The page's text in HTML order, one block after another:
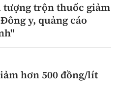
trộn thuốc giảm
y, quảng cáo
hơn 500 đồng/lít